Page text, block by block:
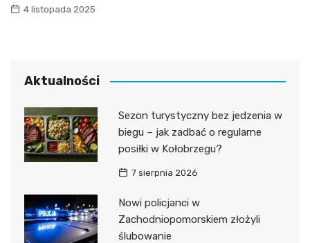
4 listopada 2025
Aktualności
Sezon turystyczny bez jedzenia w
biegu – jak zadbać o regularne
posiłki w Kołobrzegu?
7 sierpnia 2026
Nowi policjanci w
Zachodniopomorskiem złożyli
ślubowanie